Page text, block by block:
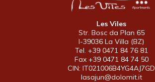
Les Viles
Str. Bosc da Plan 65
I-39036 La Villa (BZ)
Tel. +39 0471 84 76 81
Fax +39 0471 84 74 50
CIN: IT021006B4YG4AJ7GD
lasajun@dolomit.it